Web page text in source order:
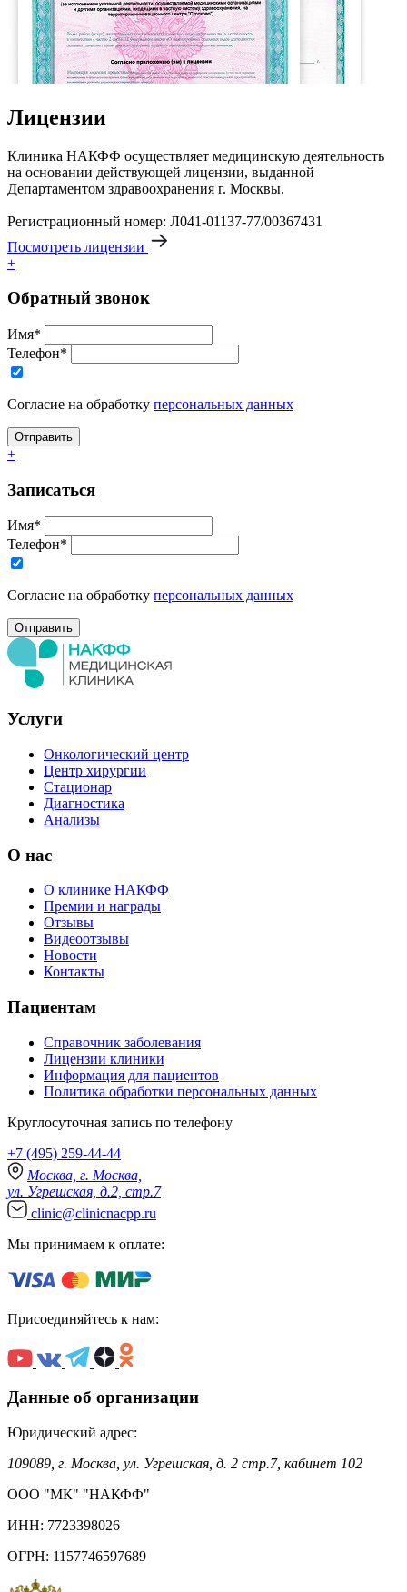
Лицензии
Клиника НАКФФ осуществляет медицинскую деятельность
на основании действующей лицензии, выданной
Департаментом здравоохранения г. Москвы.
Регистрационный номер: Л041-01137-77/00367431
Посмотреть лицензии
+
Обратный звонок
Имя*
Телефон*
Согласие на обработку персональных данных
+
Записаться
Имя*
Телефон*
Согласие на обработку персональных данных
Услуги
Онкологический центр
Центр хирургии
Стационар
Диагностика
Анализы
О нас
О клинике НАКФФ
Премии и награды
Отзывы
Видеоотзывы
Новости
Контакты
Пациентам
Справочник заболевания
Лицензии клиники
Информация для пациентов
Политика обработки персональных данных
Круглосуточная запись по телефону
+7 (495) 259-44-44
Москва, г. Москва,
ул. Угрешская, д.2, стр.7
clinic@clinicnacpp.ru
Мы принимаем к оплате:
Присоединяйтесь к нам:
Данные об организации
Юридический адрес:
109089, г. Москва, ул. Угрешская, д. 2 стр.7, кабинет 102
ООО "МК" "НАКФФ"
ИНН: 7723398026
ОГРН: 1157746597689